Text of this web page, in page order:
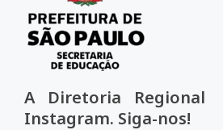
A Diretoria
Instagram. Siga-nos!